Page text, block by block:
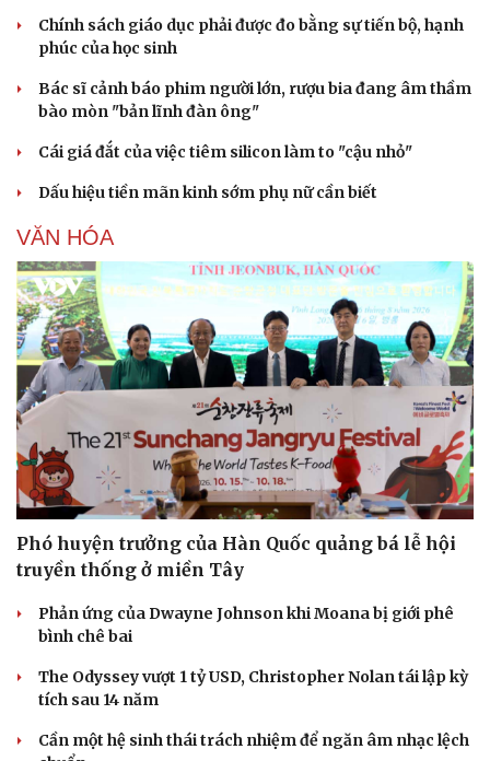
Văn hóa
Văn học
Di sản
Giải trí
Thời trang
Chính sách giáo dục phải được đo bằng sự tiến bộ, hạnh
phúc của học sinh
Bác sĩ cảnh báo phim người lớn, rượu bia đang âm thầm
bào mòn "bản lĩnh đàn ông"
Cái giá đắt của việc tiêm silicon làm to "cậu nhỏ"
Dấu hiệu tiền mãn kinh sớm phụ nữ cần biết
VĂN HÓA
Phó huyện trưởng của Hàn Quốc quảng bá lễ hội
truyền thống ở miền Tây
Phản ứng của Dwayne Johnson khi Moana bị giới phê
bình chê bai
The Odyssey vượt 1 tỷ USD, Christopher Nolan tái lập kỳ
tích sau 14 năm
Cần một hệ sinh thái trách nhiệm để ngăn âm nhạc lệch